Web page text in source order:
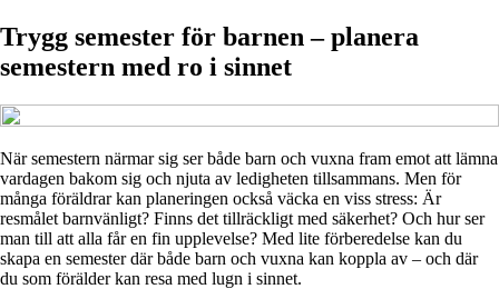
Trygg semester för barnen – planera
semestern med ro i sinnet
När semestern närmar sig ser både barn och vuxna fram emot att lämna
vardagen bakom sig och njuta av ledigheten tillsammans. Men för
många föräldrar kan planeringen också väcka en viss stress: Är
resmålet barnvänligt? Finns det tillräckligt med säkerhet? Och hur ser
man till att alla får en fin upplevelse? Med lite förberedelse kan du
skapa en semester där både barn och vuxna kan koppla av – och där
du som förälder kan resa med lugn i sinnet.